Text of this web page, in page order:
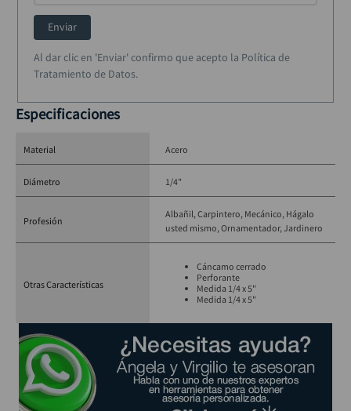
Enviar
Al dar clic en 'Enviar' confirmo que acepto la Política de
Tratamiento de Datos.
Especificaciones
Material Acero
Diámetro 1/4"
Profesión
Albañil Carpintero Mecánico Hágalo
usted mismo Ornamentador Jardinero
Otras Características
Cáncamo cerrado
Perforante
Medida 1/4 x 5"
Medida 1/4 x 5"